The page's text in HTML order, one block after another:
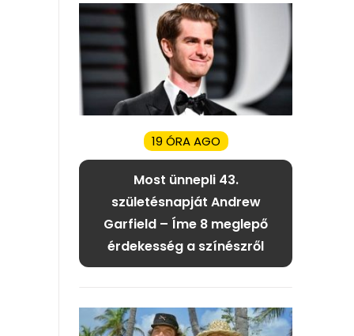
19 ÓRA AGO
Most ünnepli 43.
születésnapját Andrew
Garfield – Íme 8 meglepő
érdekesség a színészről